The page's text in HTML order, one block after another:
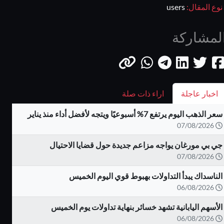
نوع المقال:
اخبار عاجلة اراء ذات صلة
سعر الذهب اليوم يرتفع 7% أسبوعيًا ويتجه لأفضل أداء منذ يناير
07/08/2026
جي بي مورغان يواجه مزاعم جديدة حول قضايا الاحتيال
07/08/2026
الناسداك يبدأ التداولات بهبوط قوي اليوم الخميس
06/08/2026
الأسهم اليابانية تشهد خسائر بنهاية تداولات يوم الخميس
06/08/2026